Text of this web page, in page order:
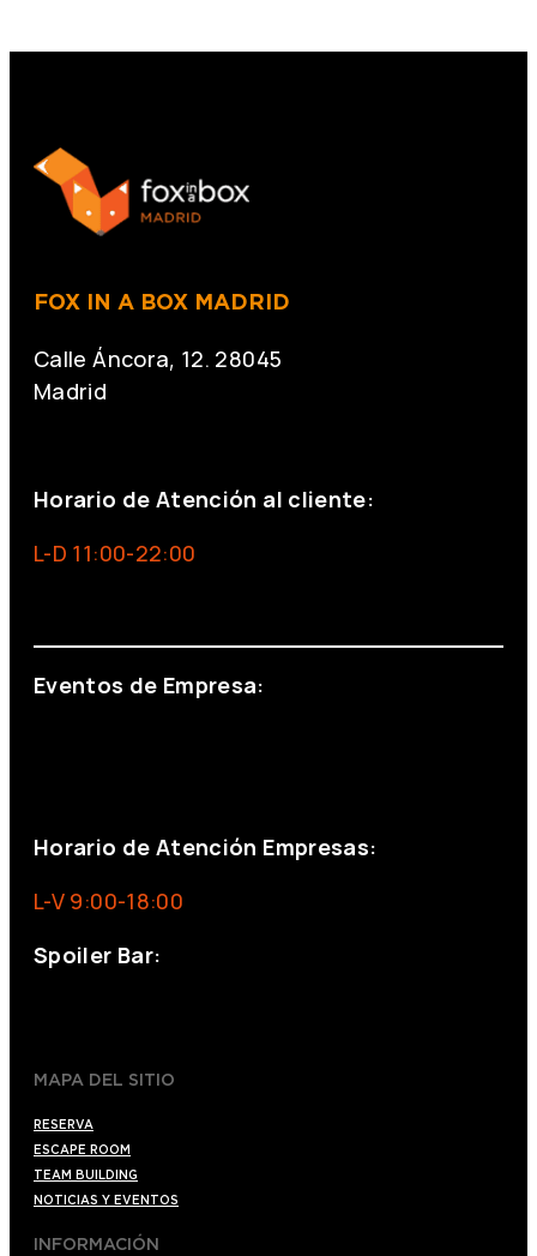
FOX IN A BOX MADRID
Calle Áncora, 12. 28045
Madrid
Horario de Atención al cliente:
L-D 11:00-22:00
Eventos de Empresa:
Horario de Atención Empresas:
L-V 9:00-18:00
Spoiler Bar:
MAPA DEL SITIO
RESERVA
ESCAPE ROOM
TEAM BUILDING
NOTICIAS Y EVENTOS
INFORMACIÓN